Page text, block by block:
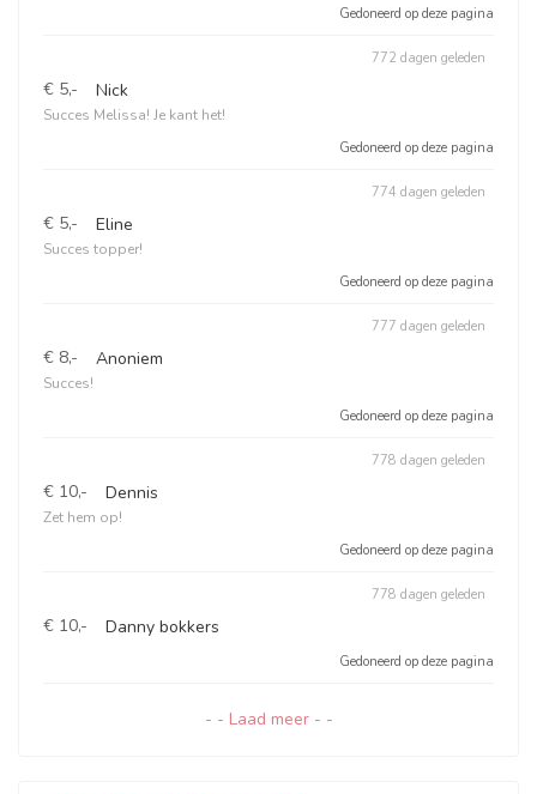
Gedoneerd op deze pagina
€ 5,- Nick
Succes Melissa! Je kant het!
772 dagen geleden
Gedoneerd op deze pagina
€ 5,- Eline
Succes topper!
774 dagen geleden
Gedoneerd op deze pagina
€ 8,- Anoniem
Succes!
777 dagen geleden
Gedoneerd op deze pagina
€ 10,- Dennis
Zet hem op!
778 dagen geleden
Gedoneerd op deze pagina
€ 10,- Danny bokkers
778 dagen geleden
Gedoneerd op deze pagina
- - Laad meer - -